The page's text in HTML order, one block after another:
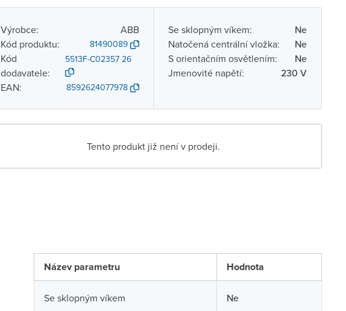
Výrobce:
ABB
Kód produktu:
81490089
Kód
dodavatele:
5513F-C02357 26
EAN: 8592624077978
Se sklopným víkem:
Ne
Natočená centrální vložka:
Ne
S orientačním osvětlením:
Ne
Jmenovité napětí:
230 V
Tento produkt již není v prodeji.
Název parametru Hodnota
Se sklopným víkem
Ne